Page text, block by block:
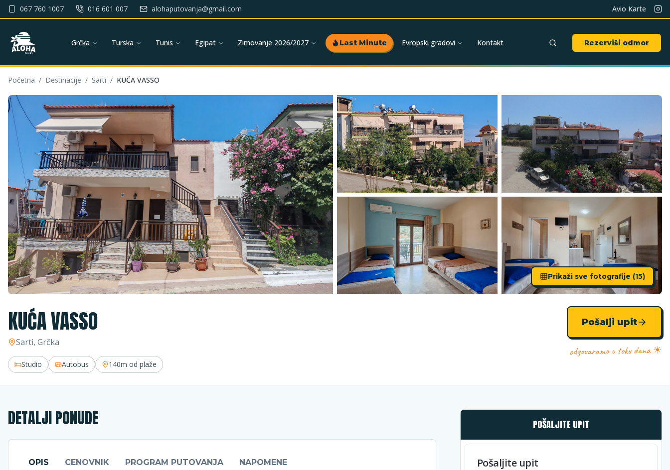
067 760 1007 016 601 007 alohaputovanja@gmail.com Avio Karte
Grčka Turska Tunis Egipat Zimovanje 2026/2027 Last Minute Evropski gradovi Kontakt Rezerviši odmor
Početna / Destinacije / Sarti / KUĆA VASSO
Prikaži sve fotografije (15)
KUĆA VASSO
Sarti, Grčka
Studio Autobus 140m od plaže
Pošalji upit
odgovaramo u toku dana ☀
DETALJI PONUDE
OPIS CENOVNIK PROGRAM PUTOVANJA NAPOMENE
POŠALJITE UPIT
Pošaljite upit